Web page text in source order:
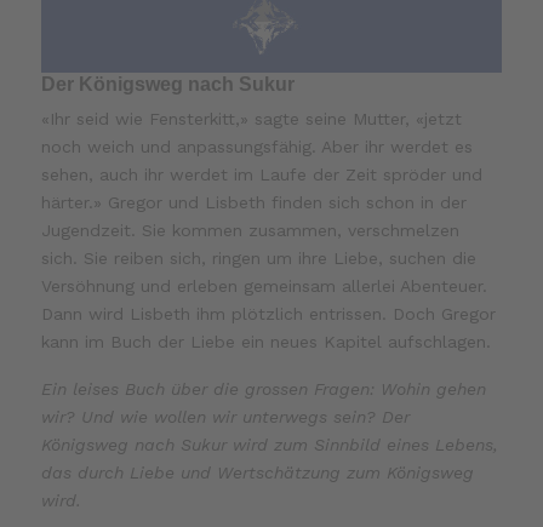
Der Königsweg nach Sukur
«Ihr seid wie Fensterkitt,» sagte seine Mutter, «jetzt
noch weich und anpassungsfähig. Aber ihr werdet es
sehen, auch ihr werdet im Laufe der Zeit spröder und
härter.» Gregor und Lisbeth finden sich schon in der
Jugendzeit. Sie kommen zusammen, verschmelzen
sich. Sie reiben sich, ringen um ihre Liebe, suchen die
Versöhnung und erleben gemeinsam allerlei Abenteuer.
Dann wird Lisbeth ihm plötzlich entrissen. Doch Gregor
kann im Buch der Liebe ein neues Kapitel aufschlagen.
Ein leises Buch über die grossen Fragen: Wohin gehen
wir? Und wie wollen wir unterwegs sein? Der
Königsweg nach Sukur wird zum Sinnbild eines Lebens,
das durch Liebe und Wertschätzung zum Königsweg
wird.